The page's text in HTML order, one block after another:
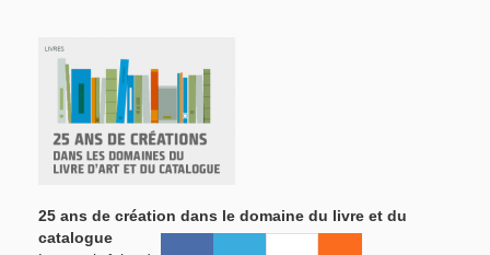
25 ans de création dans le domaine du livre et du
catalogue